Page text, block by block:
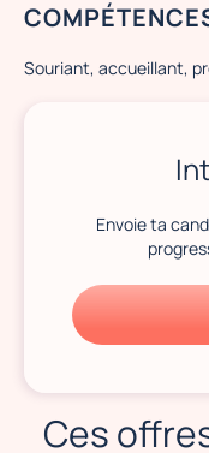
Souriant, accueillant,
Envoie ta
Ces